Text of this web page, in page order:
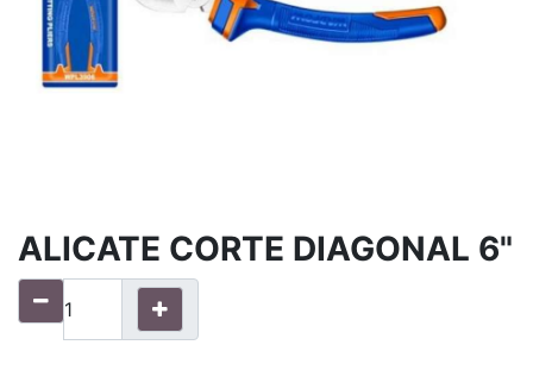
ALICATE CORTE DIAGONAL 6"